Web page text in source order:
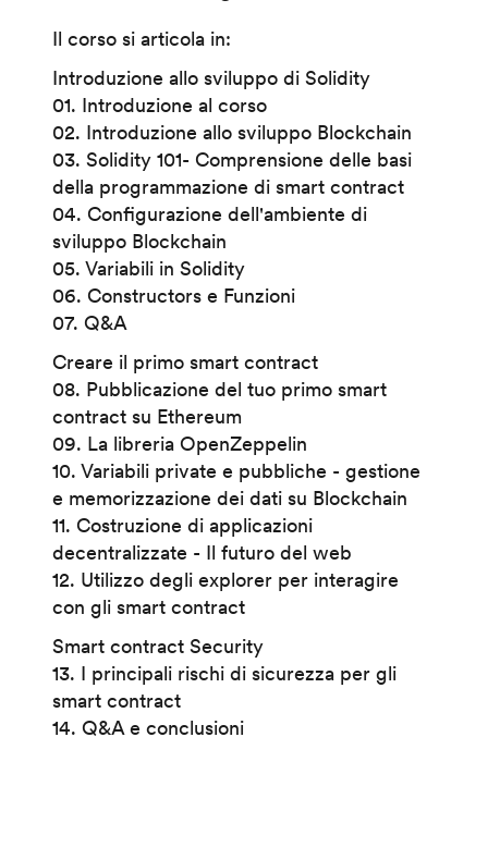
Il corso si articola in:
Introduzione allo sviluppo di Solidity
01. Introduzione al corso
02. Introduzione allo sviluppo Blockchain
03. Solidity 101- Comprensione delle basi
della programmazione di smart contract
04. Configurazione dell'ambiente di
sviluppo Blockchain
05. Variabili in Solidity
06. Constructors e Funzioni
07. Q&A
Creare il primo smart contract
08. Pubblicazione del tuo primo smart
contract su Ethereum
09. La libreria OpenZeppelin
10. Variabili private e pubbliche - gestione
e memorizzazione dei dati su Blockchain
11. Costruzione di applicazioni
decentralizzate - Il futuro del web
12. Utilizzo degli explorer per interagire
con gli smart contract
Smart contract Security
13. I principali rischi di sicurezza per gli
smart contract
14. Q&A e conclusioni